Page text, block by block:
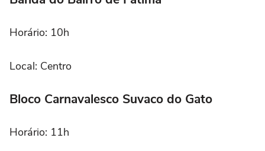
Horário: 10h
Local: Centro
Bloco Carnavalesco Suvaco do Gato
Horário: 11h